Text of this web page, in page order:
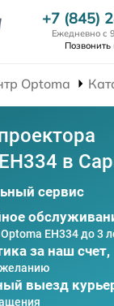
+7 (845)
Ежедневно с
Позвонить
Optoma
в
сервис
EH334 до 3
за наш счет,
выезд